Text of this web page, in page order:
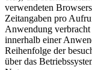
verwendeten
Zeitangaben pro
Anwendung
innerhalb einer
Reihenfolge der
über das